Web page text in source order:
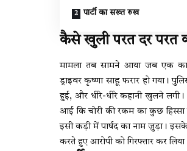
पार्टी का सख्त रुख
कैसे खुली परत दर परत
मामला तब सामने आया जब एक
ड्राइवर कृष्णा साहू फरार हो गया।
हुई, और धीरे-धीरे कहानी खुलने
आई कि चोरी की रकम का कुछ हिस्सा
इसी कड़ी में पार्षद का नाम जुड़ा।
करते हुए आरोपी को गिरफ्तार कर